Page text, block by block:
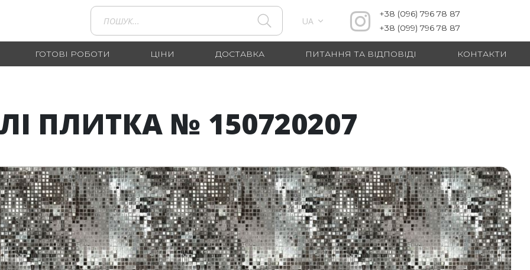
UA
+38 (096) 796 78 87
+38 (099) 796 78 87
ГОТОВІ РОБОТИ ЦІНИ ДОСТАВКА ПИТАННЯ ТА ВІДПОВІДІ КОНТАКТИ
ПЛИТКА № 150720207